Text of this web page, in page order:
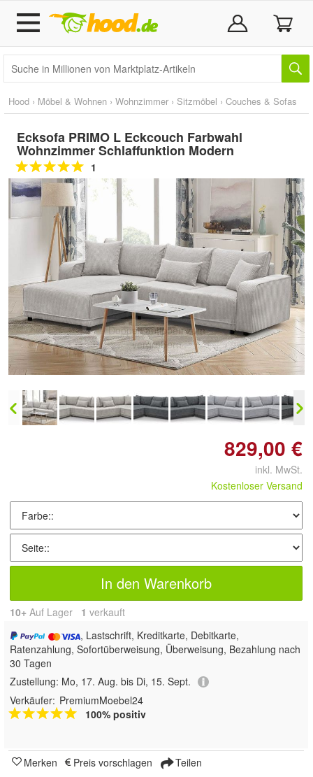
Hood › Möbel & Wohnen › Wohnzimmer › Sitzmöbel › Couches & Sofas
Ecksofa PRIMO L Eckcouch Farbwahl
Wohnzimmer Schlaffunktion Modern
1
Doppelt antippen zum
vergrößern
829,00 €
inkl. MwSt.
Kostenloser Versand
In den Warenkorb
10+ Auf Lager 1 verkauft
, Lastschrift, Kreditkarte, Debitkarte,
Ratenzahlung, Sofortüberweisung, Überweisung, Bezahlung nach
30 Tagen
Zustellung: Mo, 17. Aug. bis Di, 15. Sept.
Verkäufer: PremiumMoebel24
100% positiv
Merken Preis vorschlagen Teilen